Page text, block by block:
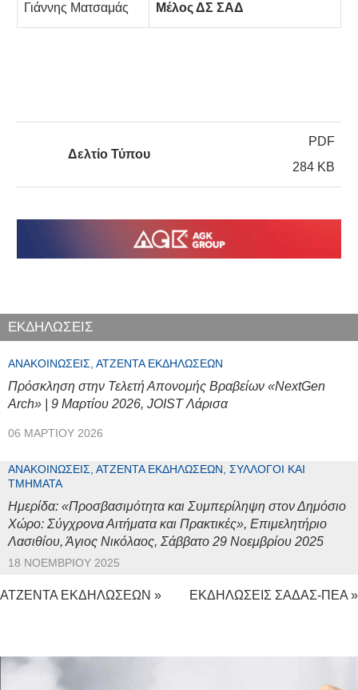
Γιάννης Ματσαμάς Μέλος ΔΣ ΣΑΔ
Δελτίο Τύπου
PDF
284 KB
ΕΚΔΗΛΩΣΕΙΣ
ΑΝΑΚΟΙΝΏΣΕΙΣ, ΑΤΖΈΝΤΑ ΕΚΔΗΛΏΣΕΩΝ
Πρόσκληση στην Τελετή Απονομής Βραβείων «NextGen
Arch» | 9 Μαρτίου 2026, JOIST Λάρισα
06 ΜΑΡΤΊΟΥ 2026
ΑΝΑΚΟΙΝΏΣΕΙΣ, ΑΤΖΈΝΤΑ ΕΚΔΗΛΏΣΕΩΝ, ΣΎΛΛΟΓΟΙ ΚΑΙ
ΤΜΉΜΑΤΑ
Ημερίδα: «Προσβασιμότητα και Συμπερίληψη στον Δημόσιο
Χώρο: Σύγχρονα Αιτήματα και Πρακτικές», Επιμελητήριο
Λασιθίου, Άγιος Νικόλαος, Σάββατο 29 Νοεμβρίου 2025
18 ΝΟΕΜΒΡΊΟΥ 2025
ΑΤΖΕΝΤΑ ΕΚΔΗΛΩΣΕΩΝ » ΕΚΔΗΛΩΣΕΙΣ ΣΑΔΑΣ-ΠΕΑ »